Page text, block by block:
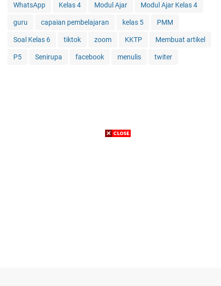
WhatsApp Kelas 4 Modul Ajar Modul Ajar Kelas 4
guru capaian pembelajaran kelas 5 PMM
Soal Kelas 6 tiktok zoom KKTP Membuat artikel
P5 Senirupa facebook menulis twiter